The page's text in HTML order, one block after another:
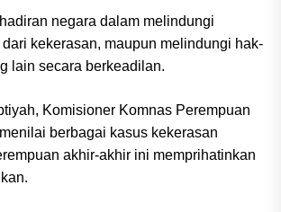
negara dalam melindungi
kekerasan, maupun melindungi hak-
lain secara berkeadilan.
Komisioner Komnas Perempuan
berbagai kasus kekerasan
akhir-akhir ini memprihatinkan